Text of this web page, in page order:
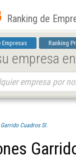
Ranking de
Ranking
empresa
Cuadros Sl.